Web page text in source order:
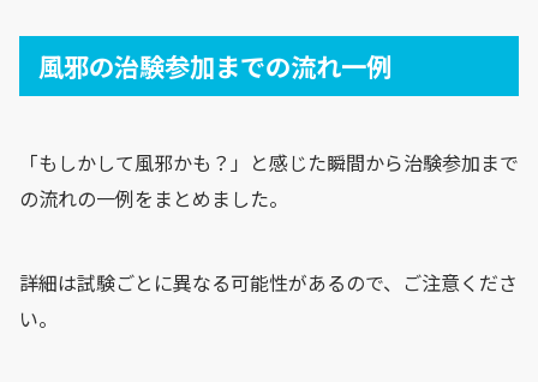
風邪の治験参加までの流れ一例
「もしかして風邪かも？」と感じた瞬間から治験参加まで
の流れの一例をまとめました。
詳細は試験ごとに異なる可能性があるので、ご注意くださ
い。